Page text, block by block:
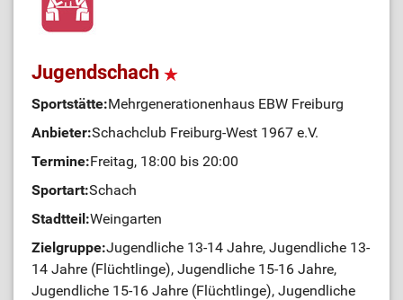
Jugendschach
Sportstätte:Mehrgenerationenhaus EBW Freiburg
Anbieter:Schachclub Freiburg-West 1967 e.V.
Termine:Freitag, 18:00 bis 20:00
Sportart:Schach
Stadtteil:Weingarten
Zielgruppe:Jugendliche 13-14 Jahre, Jugendliche 13-
14 Jahre (Flüchtlinge), Jugendliche 15-16 Jahre,
Jugendliche 15-16 Jahre (Flüchtlinge), Jugendliche